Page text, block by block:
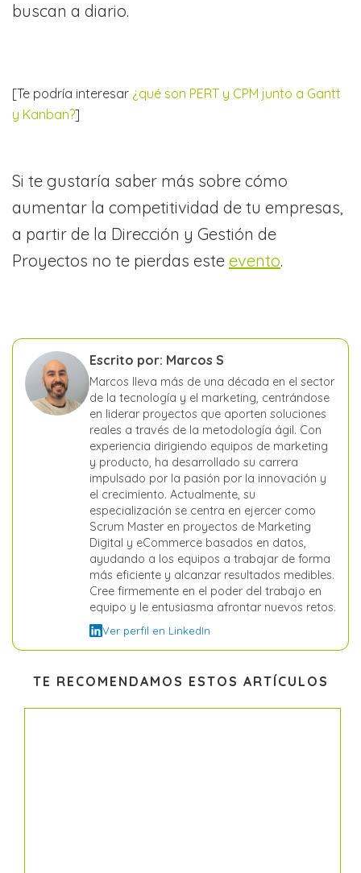
buscan a diario.
[Te podría interesar ¿qué son PERT y CPM junto a Gantt
y Kanban?]
Si te gustaría saber más sobre cómo
aumentar la competitividad de tu empresas,
a partir de la Dirección y Gestión de
Proyectos no te pierdas este evento.
Escrito por: Marcos S
Marcos lleva más de una década en el sector
de la tecnología y el marketing, centrándose
en liderar proyectos que aporten soluciones
reales a través de la metodología ágil. Con
experiencia dirigiendo equipos de marketing
y producto, ha desarrollado su carrera
impulsado por la pasión por la innovación y
el crecimiento. Actualmente, su
especialización se centra en ejercer como
Scrum Master en proyectos de Marketing
Digital y eCommerce basados en datos,
ayudando a los equipos a trabajar de forma
más eficiente y alcanzar resultados medibles.
Cree firmemente en el poder del trabajo en
equipo y le entusiasma afrontar nuevos retos.
Ver perfil en LinkedIn
TE RECOMENDAMOS ESTOS ARTÍCULOS